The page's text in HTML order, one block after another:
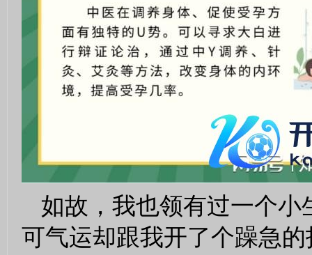
如故，我也领有过一个
可气运却跟我开了个躁急